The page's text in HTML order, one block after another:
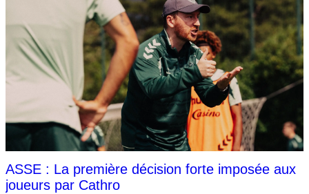
ASSE : La première décision forte imposée aux
joueurs par Cathro